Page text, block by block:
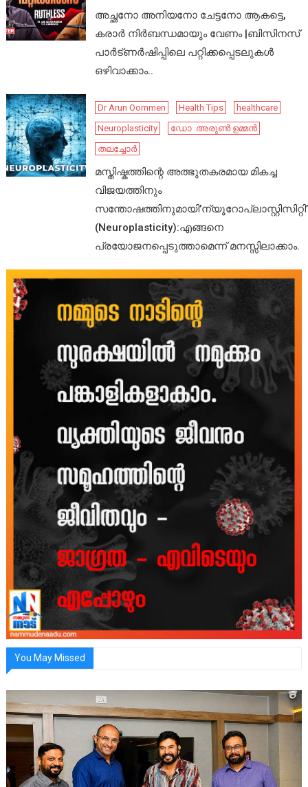
അച്ഛനോ അനിയനോ ചേട്ടനോ ആകട്ടെ,
കരാർ നിർബന്ധമായും വേണം |ബിസിനസ്
പാർട്ണർഷിപ്പിലെ പറ്റിക്കപ്പെടലുകൾ
ഒഴിവാക്കാം..
Dr Arun Oommen Health Tips
healthcare
Neuroplasticity
ഡോ .അരുൺ ഉമ്മൻ
തലച്ചോർ
മസ്തിഷ്കത്തിന്റെ അത്ഭുതകരമായ മികച്ച
വിജയത്തിനും
സന്തോഷത്തിനുമായി’ന്യൂറോപ്ലാസ്റ്റിസിറ്റി’
(Neuroplasticity):എങ്ങനെ
പ്രയോജനപ്പെടുത്താമെന്ന് മനസ്സിലാക്കാം.
You May Missed